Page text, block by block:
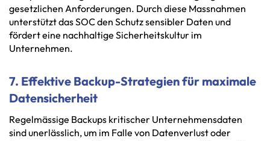
gesetzlichen Anforderungen. Durch diese Massnahmen
unterstützt das SOC den Schutz sensibler Daten und
fördert eine nachhaltige Sicherheitskultur im
Unternehmen.
7. Effektive Backup-Strategien für maximale
Datensicherheit
Regelmässige Backups kritischer Unternehmensdaten
sind unerlässlich, um im Falle von Datenverlust oder